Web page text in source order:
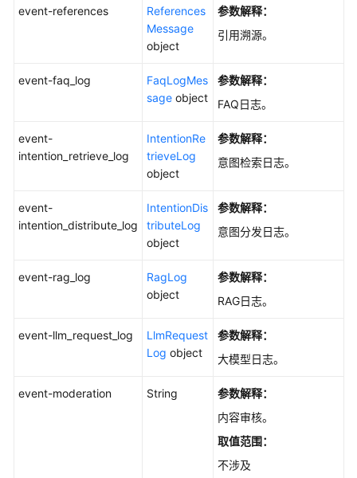
event-references
References
Message
object
参数解释：
引用溯源。
event-faq_log
FaqLogMes
sage object
参数解释：
FAQ日志。
event-
intention_retrieve_log
IntentionRe
trieveLog
object
参数解释：
意图检索日志。
event-
intention_distribute_log
IntentionDis
tributeLog
object
参数解释：
意图分发日志。
event-rag_log
RagLog
object
参数解释：
RAG日志。
event-llm_request_log
LlmRequest
Log object
参数解释：
大模型日志。
event-moderation String
参数解释：
内容审核。
取值范围：
不涉及